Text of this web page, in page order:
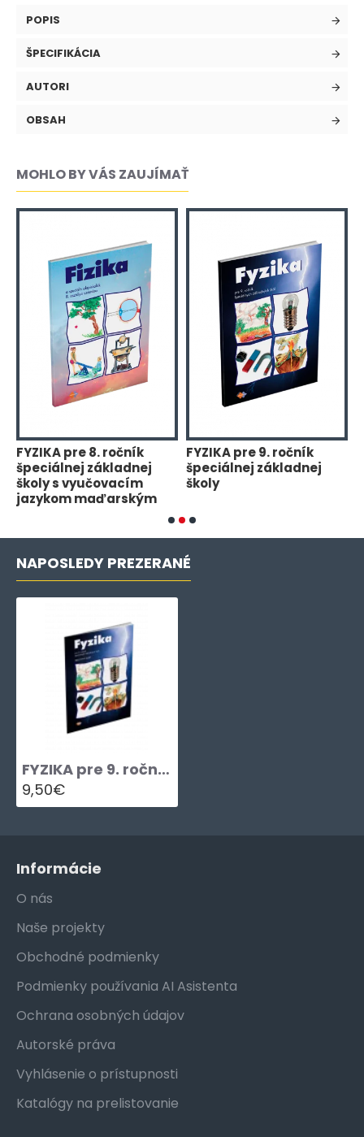
POPIS
ŠPECIFIKÁCIA
AUTORI
OBSAH
MOHLO BY VÁS ZAUJÍMAŤ
FYZIKA pre 8. ročník
špeciálnej základnej
školy s vyučovacím
jazykom maďarským
FYZIKA pre 9. ročník
špeciálnej základnej
školy
NAPOSLEDY PREZERANÉ
FYZIKA pre 9. ročník špeciálnych základných škôl – PRACOVNÝ ZOŠIT
9,50€
Informácie
O nás
Naše projekty
Obchodné podmienky
Podmienky používania AI Asistenta
Ochrana osobných údajov
Autorské práva
Vyhlásenie o prístupnosti
Katalógy na prelistovanie